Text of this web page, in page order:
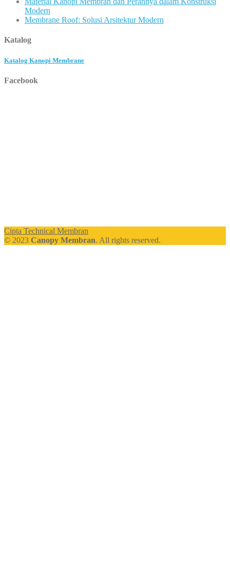
Modern
Membrane Roof: Solusi Arsitektur Modern
Katalog
Katalog Kanopi Membrane
Facebook
Cipta Technical Membran
© 2023 Canopy Membran. All rights reserved.